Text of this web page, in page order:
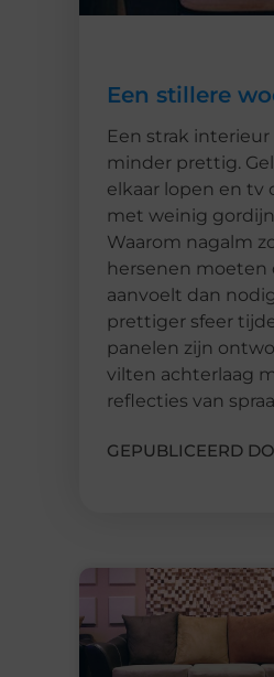
Een stillere
Een strak
minder prettig.
elkaar lopen en tv
met weinig
Waarom nagalm
hersenen moeten
aanvoelt dan
prettiger sfeer
panelen zijn
vilten achterlaag
reflecties van
GEPUBLICEERD